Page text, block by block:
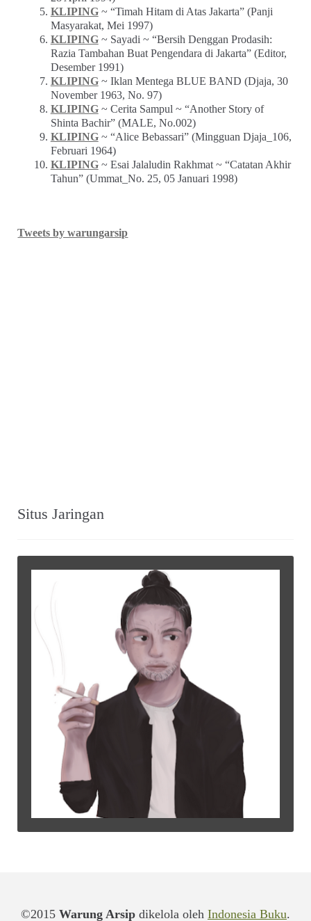
KLIPING~ “Timah Hitam di Atas Jakarta” (Panji
Masyarakat, Mei 1997)
KLIPING~ Sayadi ~ “Bersih Denggan Prodasih:
Razia Tambahan Buat Pengendara di Jakarta” (Editor,
Desember 1991)
KLIPING~ Iklan Mentega BLUE BAND (Djaja, 30
November 1963, No. 97)
KLIPING~ Cerita Sampul ~ “Another Story of
Shinta Bachir” (MALE, No.002)
KLIPING~ “Alice Bebassari” (Mingguan Djaja_106,
Februari 1964)
KLIPING~ Esai Jalaludin Rakhmat ~ “Catatan Akhir
Tahun” (Ummat_No. 25, 05 Januari 1998)
Tweets by warungarsip
Situs Jaringan
©2015 Warung Arsip dikelola oleh Indonesia Buku.